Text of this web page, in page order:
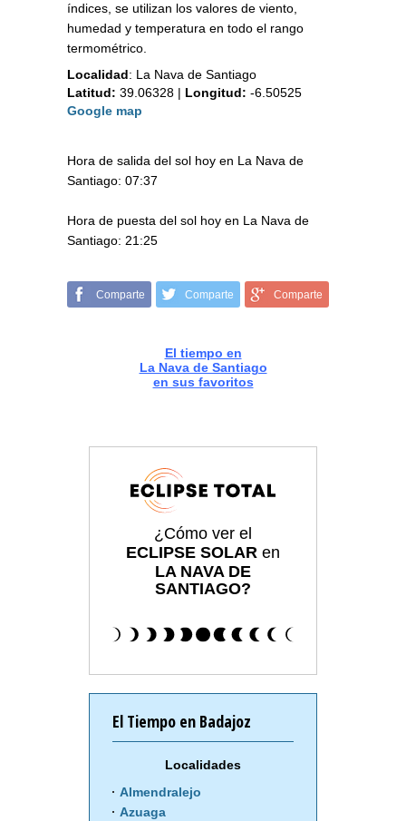
índices, se utilizan los valores de viento,
humedad y temperatura en todo el rango
termométrico.
Localidad: La Nava de Santiago
Latitud: 39.06328 | Longitud: -6.50525
Google map
Hora de salida del sol hoy en La Nava de
Santiago: 07:37
Hora de puesta del sol hoy en La Nava de
Santiago: 21:25
Comparte Comparte Comparte
El tiempo en
La Nava de Santiago
en sus favoritos
¿Cómo ver el
ECLIPSE SOLAR en
LA NAVA DE
SANTIAGO?
El Tiempo en Badajoz
Localidades
Almendralejo
Azuaga